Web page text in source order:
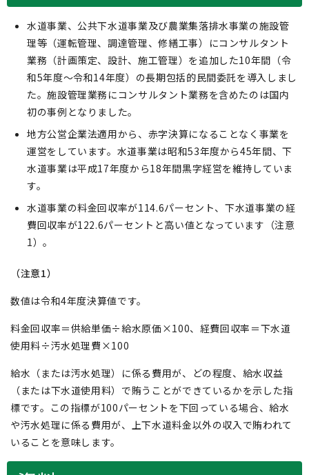
水道事業、公共下水道事業及び農業集落排水事業の施設管
理等（運転管理、調達管理、修繕工事）にコンサルタント
業務（計画策定、設計、施工管理）を追加した10年間（令
和5年度～令和14年度）の長期包括的民間委託を導入しまし
た。施設管理業務にコンサルタント業務を含めたのは国内
初の事例となりました。
地方公営企業法適用から、赤字決算になることなく事業を
運営をしています。水道事業は昭和53年度から45年間、下
水道事業は平成17年度から18年間黒字経営を維持していま
す。
水道事業の料金回収率が114.6パーセント、下水道事業の経
費回収率が122.6パーセントと高い値となっています（注意
1）。
（注意1）
数値は令和4年度決算値です。
料金回収率＝供給単価÷給水原価×100、経費回収率＝下水道
使用料÷汚水処理費×100
給水（または汚水処理）に係る費用が、どの程度、給水収益
（または下水道使用料）で賄うことができているかを示した指
標です。この指標が100パーセントを下回っている場合、給水
や汚水処理に係る費用が、上下水道料金以外の収入で賄われて
いることを意味します。